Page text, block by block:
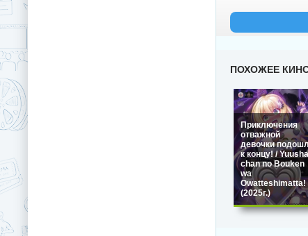
ПОХОЖЕЕ
Приключения
отважной
девочки
к концу! /
chan no Bouken
wa
Owatteshimatta!
(2025г.)